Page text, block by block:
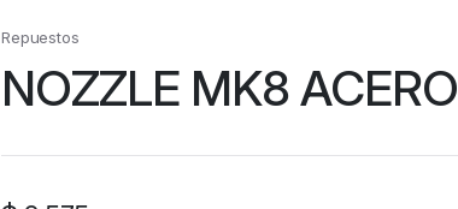
Repuestos
NOZZLE MK8 ACERO